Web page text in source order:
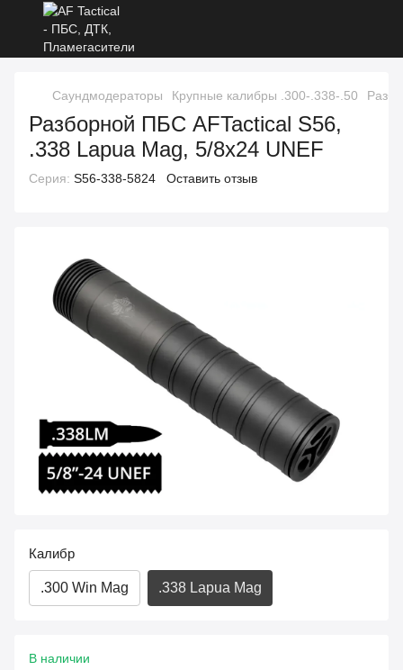
Саундмодераторы Крупные калибры .300-.338-.50
Разборной ПБС AFTactical S56,
.338 Lapua Mag, 5/8x24 UNEF
Серия: S56-338-5824 Оставить отзыв
Калибр
.300 Win Mag .338 Lapua Mag
В наличии